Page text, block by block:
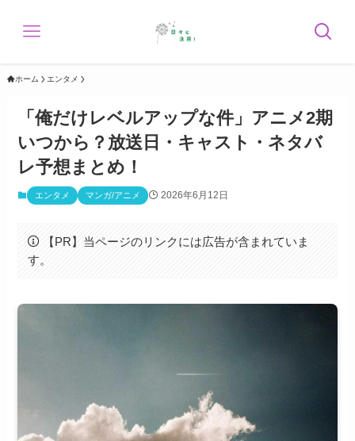
ホーム エンタメ
「俺だけレベルアップな件」アニメ2期
いつから？放送日・キャスト・ネタバ
レ予想まとめ！
エンタメ マンガ/アニメ 2026年6月12日
【PR】当ページのリンクには広告が含まれていま
す。